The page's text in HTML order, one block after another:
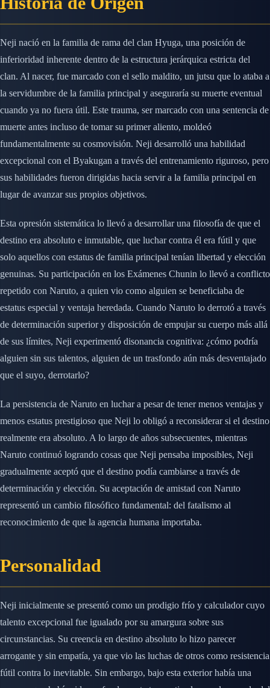
Neji nació en la familia de rama del clan Hyuga, una posición de
inferioridad inherente dentro de la estructura jerárquica estricta del
clan. Al nacer, fue marcado con el sello maldito, un jutsu que lo ataba a
la servidumbre de la familia principal y aseguraría su muerte eventual
cuando ya no fuera útil. Este trauma, ser marcado con una sentencia de
muerte antes incluso de tomar su primer aliento, moldeó
fundamentalmente su cosmovisión. Neji desarrolló una habilidad
excepcional con el Byakugan a través del entrenamiento riguroso, pero
sus habilidades fueron dirigidas hacia servir a la familia principal en
lugar de avanzar sus propios objetivos.
Esta opresión sistemática lo llevó a desarrollar una filosofía de que el
destino era absoluto e inmutable, que luchar contra él era fútil y que
solo aquellos con estatus de familia principal tenían libertad y elección
genuinas. Su participación en los Exámenes Chunin lo llevó a conflicto
repetido con Naruto, a quien vio como alguien se beneficiaba de
estatus especial y ventaja heredada. Cuando Naruto lo derrotó a través
de determinación superior y disposición de empujar su cuerpo más allá
de sus límites, Neji experimentó disonancia cognitiva: ¿cómo podría
alguien sin sus talentos, alguien de un trasfondo aún más desventajado
que el suyo, derrotarlo?
La persistencia de Naruto en luchar a pesar de tener menos ventajas y
menos estatus prestigioso que Neji lo obligó a reconsiderar si el destino
realmente era absoluto. A lo largo de años subsecuentes, mientras
Naruto continuó logrando cosas que Neji pensaba imposibles, Neji
gradualmente aceptó que el destino podía cambiarse a través de
determinación y elección. Su aceptación de amistad con Naruto
representó un cambio filosófico fundamental: del fatalismo al
reconocimiento de que la agencia humana importaba.
Personalidad
Neji inicialmente se presentó como un prodigio frío y calculador cuyo
talento excepcional fue igualado por su amargura sobre sus
circunstancias. Su creencia en destino absoluto lo hizo parecer
arrogante y sin empatía, ya que vio las luchas de otros como resistencia
fútil contra lo inevitable. Sin embargo, bajo esta exterior había una